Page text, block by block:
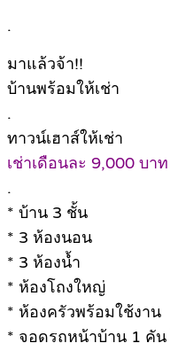
.
มาแล้วจ้า!!
บ้านพร้อมให้เช่า
.
ทาวน์เฮาส์ให้เช่า
เช่าเดือนละ 9,000 บาท
.
* บ้าน 3 ชั้น
* 3 ห้องนอน
* 3 ห้องน้ำ
* ห้องโถงใหญ่
* ห้องครัวพร้อมใช้งาน
* จอดรถหน้าบ้าน 1 คั